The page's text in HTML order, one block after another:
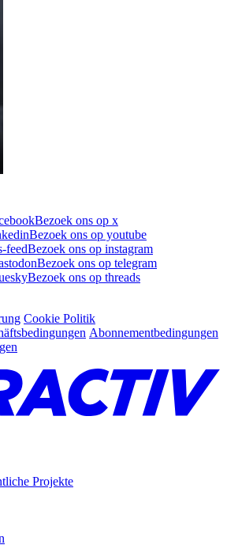
Bezoek ons op x
Bezoek ons op youtube
feedBezoek ons op instagram
Bezoek ons op telegram
Bezoek ons op threads
Cookie Politik
Abonnementbedingungen
Projekte